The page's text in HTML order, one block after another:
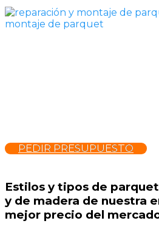
montaje de parquet
PEDIR PRESUPUESTO
Estilos y tipos de
y de madera de nuestra
mejor precio del